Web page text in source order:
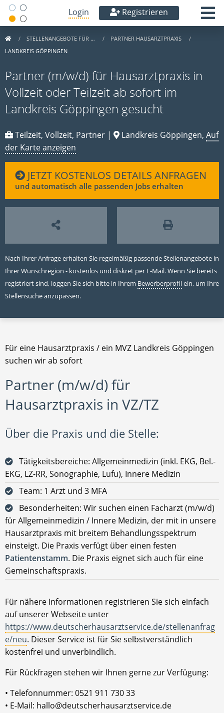
Login Registrieren
STELLENANGEBOTE FÜR …
PARTNER HAUSARZTPRAXIS
LANDKREIS GÖPPINGEN
Partner (m/w/d) für Hausarztpraxis in
Vollzeit oder Teilzeit ab sofort im
Landkreis Göppingen gesucht
Teilzeit, Vollzeit, Partner | Landkreis Göppingen, Auf
der Karte anzeigen
JETZT KOSTENLOS DETAILS ANFRAGEN
und automatisch alle passenden Jobs erhalten
Nach Ihrer Anfrage erhalten Sie regelmäßig passende Stellenangebote in
Ihrer Wunschregion - kostenlos und diskret per E-Mail. Wenn Sie bereits
registriert sind, loggen Sie sich bitte in Ihrem Bewerberprofilein, um Ihre
Stellensuche anzupassen.
Für eine Hausarztpraxis / ein MVZ Landkreis Göppingen
suchen wir ab sofort
Partner (m/w/d) für
Hausarztpraxis in VZ/TZ
Über die Praxis und die Stelle:
Tätigkeitsbereiche: Allgemeinmedizin (inkl. EKG, Bel.-
EKG, LZ-RR, Sonographie, Lufu), Innere Medizin
Team: 1 Arzt und 3 MFA
Besonderheiten: Wir suchen einen Facharzt (m/w/d)
für Allgemeinmedizin / Innere Medizin, der mit in unsere
Hausarztpraxis mit breitem Behandlungsspektrum
einsteigt. Die Praxis verfügt über einen festen
Patientenstamm. Die Praxis eignet sich auch für eine
Gemeinschaftspraxis.
Für nähere Informationen registrieren Sie sich einfach
auf unserer Webseite unter
https://www.deutscherhausarztservice.de/stellenanfrag
e/neu. Dieser Service ist für Sie selbstverständlich
kostenfrei und unverbindlich.
Für Rückfragen stehen wir Ihnen gerne zur Verfügung:
• Telefonnummer: 0521 911 730 33
• E-Mail: hallo@deutscherhausarztservice.de